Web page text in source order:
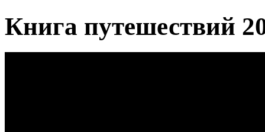
Книга путешествий